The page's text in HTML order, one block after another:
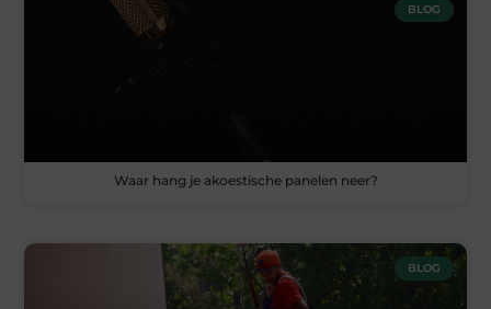
BLOG
Waar hang je akoestische panelen neer?
BLOG